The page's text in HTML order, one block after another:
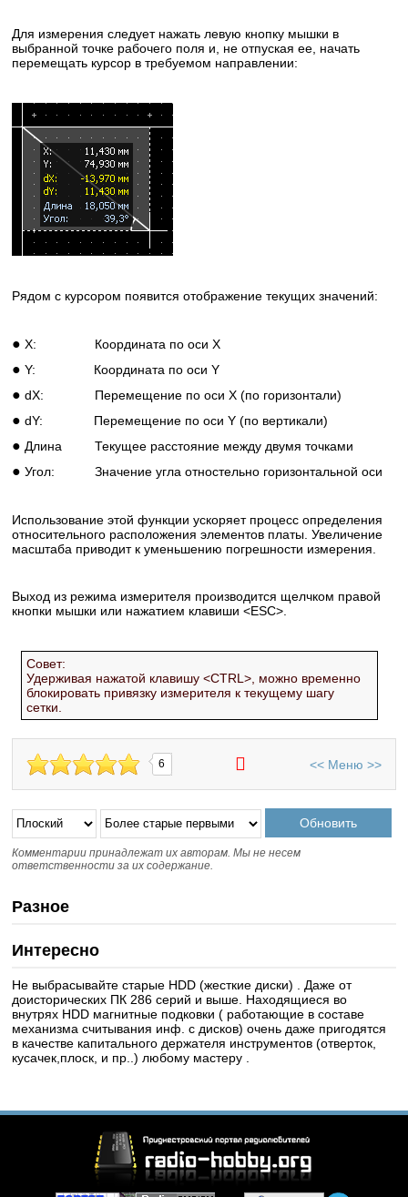
Для измерения следует нажать левую кнопку мышки в
выбранной точке рабочего поля и, не отпуская ее, начать
перемещать курсор в требуемом направлении:
Рядом с курсором появится отображение текущих значений:
● X: Координата по оси X
● Y: Координата по оси Y
● dX: Перемещение по оси X (по горизонтали)
● dY: Перемещение по оси Y (по вертикали)
● Длина Текущее расстояние между двумя точками
● Угол: Значение угла отностельно горизонтальной оси
Использование этой функции ускоряет процесс определения
относительного расположения элементов платы. Увеличение
масштаба приводит к уменьшению погрешности измерения.
Выход из режима измерителя производится щелчком правой
кнопки мышки или нажатием клавиши <ESC>.
Совет:
Удерживая нажатой клавишу <CTRL>, можно временно
блокировать привязку измерителя к текущему шагу
сетки.
6 << Меню >>
Комментарии принадлежат их авторам. Мы не несем
ответственности за их содержание.
Разное
Интересно
Не выбрасывайте старые HDD (жесткие диски) . Даже от
доисторических ПК 286 серий и выше. Находящиеся во
внутрях HDD магнитные подковки ( работающие в составе
механизма считывания инф. с дисков) очень даже пригодятся
в качестве капитального держателя инструментов (отверток,
кусачек,плоск, и пр..) любому мастеру .